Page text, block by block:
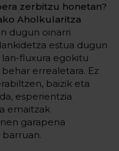
zerbitzu honetan?
Aholkularitza
dugun oinarri
estua dugun
fluxura egokitu
errealetara. Ez
baizik eta
esperientzia
emaitzak
garapena